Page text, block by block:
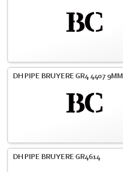
DH PIPE BRUYERE GR4 4407 9MM
DH PIPE BRUYERE GR4614